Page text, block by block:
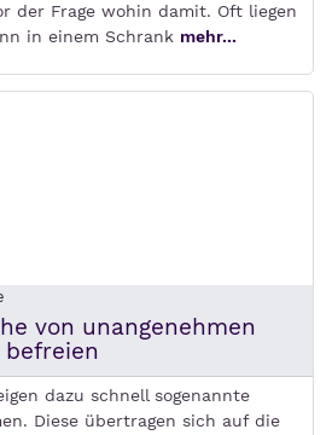
der Frage wohin damit. Oft liegen
in einem Schrank mehr...
von unangenehmen
dazu schnell sogenannte
Diese übertragen sich auf die